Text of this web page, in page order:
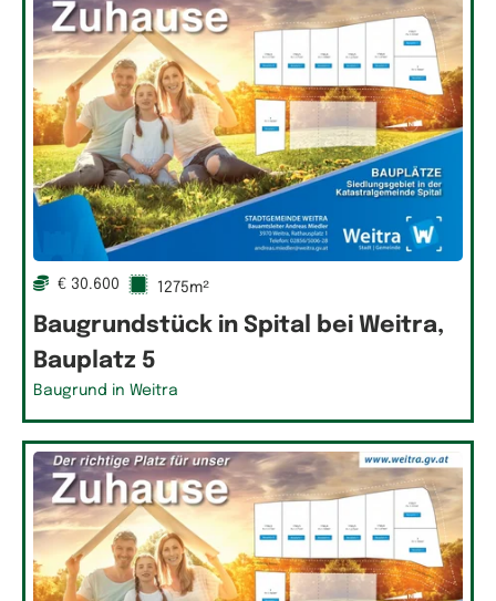
€ 30.600 1275m²
Baugrundstück in Spital bei Weitra,
Bauplatz 5
Baugrund in Weitra